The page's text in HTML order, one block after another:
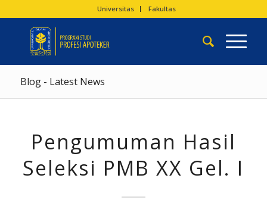
Universitas Fakultas
Blog - Latest News
Pengumuman Hasil
Seleksi PMB XX Gel. I